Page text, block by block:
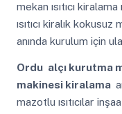
mekan ısıtıcı
ısıtıcı kiralık kokusuz
anında kurulum için
Ordu alçı kurutma
makinesi kiralama
mazotlu ısıtıcılar